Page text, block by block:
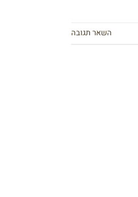
השאר תגובה